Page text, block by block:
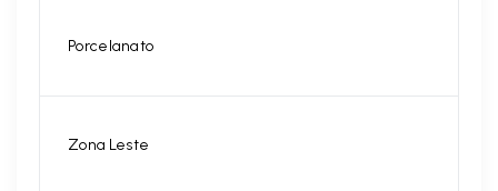
Porcelanato
Zona Leste